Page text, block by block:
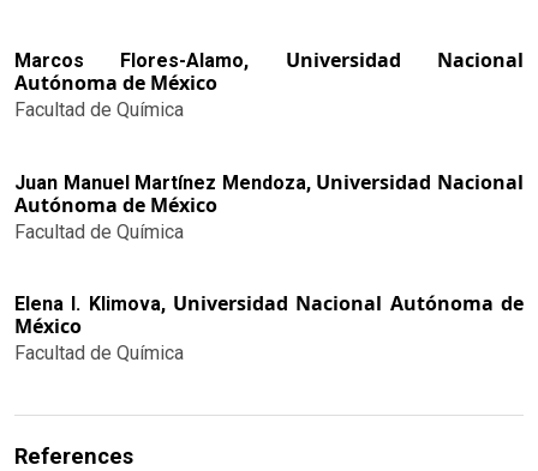
Marcos Flores-Alamo, Universidad Nacional
Autónoma de México
Facultad de Química
Juan Manuel Martínez Mendoza, Universidad Nacional
Autónoma de México
Facultad de Química
Elena I. Klimova, Universidad Nacional Autónoma de
México
Facultad de Química
References